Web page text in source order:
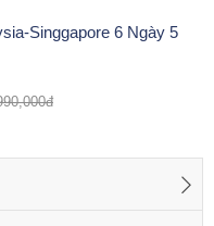
và hứng khởi cùng cáctour
chọn tuyệt vời dành cho
Singgapore 6 Ngày 5